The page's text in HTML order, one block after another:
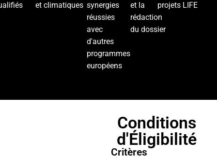
et climatiques synergies
réussies
avec
d'autres
programmes
européens
et la
rédaction
du dossier
projets LIFE
Conditions
d'Éligibilité
Critères